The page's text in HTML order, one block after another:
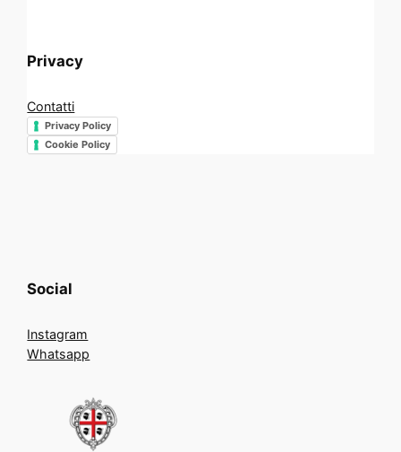
Privacy
Contatti
Privacy Policy
Cookie Policy
Social
Instagram
Whatsapp